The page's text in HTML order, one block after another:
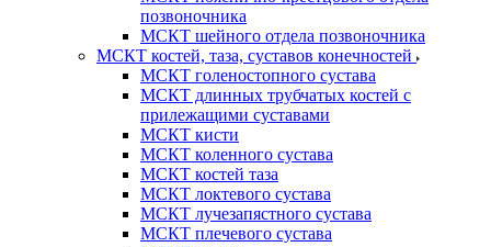
позвоночника
МСКТ шейного отдела позвоночника
МСКТ костей, таза, суставов конечностей
МСКТ голеностопного сустава
МСКТ длинных трубчатых костей с
прилежащими суставами
МСКТ кисти
МСКТ коленного сустава
МСКТ костей таза
МСКТ локтевого сустава
МСКТ лучезапястного сустава
МСКТ плечевого сустава